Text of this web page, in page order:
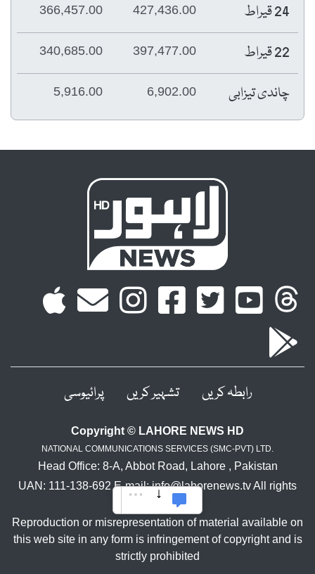
24 قیراط
427,436.00
366,457.00
22 قیراط 397,477.00
340,685.00
چاندی تیزابی 6,902.00
5,916.00
رابطہ کریں تشہیر کریں پرائیوسی
Copyright © LAHORE NEWS HD
NATIONAL COMMUNICATIONS SERVICES (SMC-PVT) LTD.
Head Office: 8-A, Abbot Road, Lahore , Pakistan
UAN: 111-138-692 E-mail: info@lahorenews.tv All rights
reserved.
Reproduction or misrepresentation of material available on
this web site in any form is infringement of copyright and is
strictly prohibited